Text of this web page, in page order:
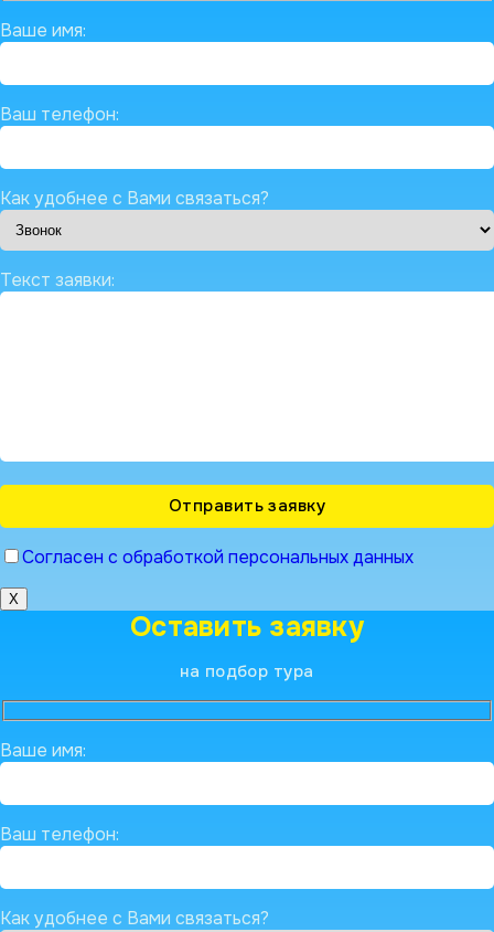
Ваше имя:
Ваш телефон:
Как удобнее с Вами связаться?
Текст заявки:
Согласен с обработкой персональных данных
X
Оставить заявку
на подбор тура
Ваше имя:
Ваш телефон:
Как удобнее с Вами связаться?